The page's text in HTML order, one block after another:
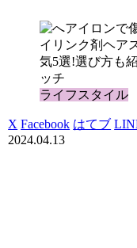
ライフスタイル
X Facebook はてブ
2024.04.13